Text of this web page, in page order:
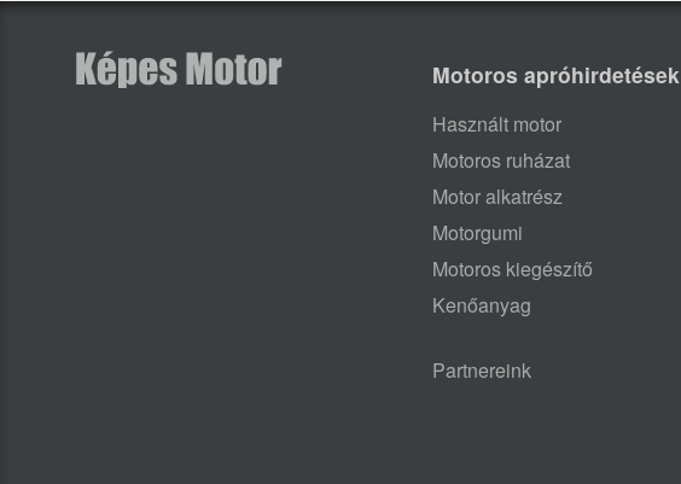
Motoros apróhirdetések
Használt motor
Motoros ruházat
Motor alkatrész
Motorgumi
Motoros kiegészítő
Kenőanyag
Partnereink